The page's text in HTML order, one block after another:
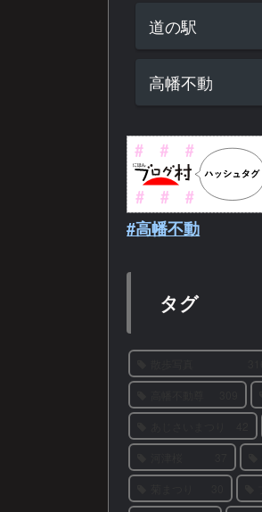
道の駅
高幡不動
#高幡不動
タグ